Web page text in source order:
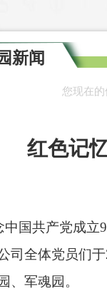
新闻
您现在的
红色记
国共产党成立
司全体党员们
、军魂园。